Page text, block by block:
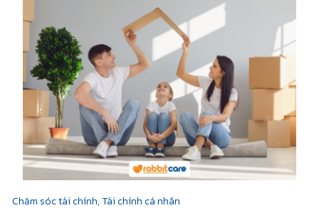
Chăm sóc tài chính,Tài chính cá nhân